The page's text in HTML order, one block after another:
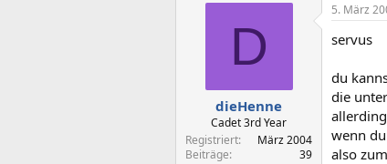
D
dieHenne
Cadet 3rd Year
Registriert
März 2004
Beiträge
39
5. März
servus
du
die
wenn
also